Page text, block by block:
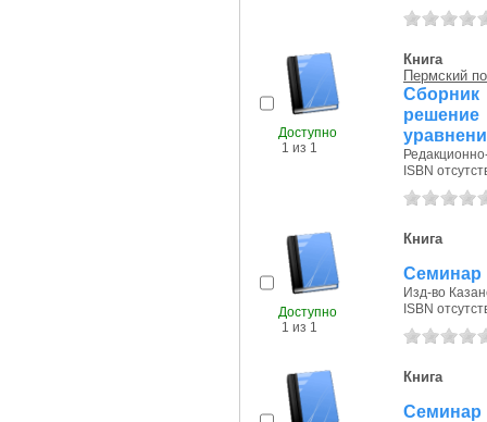
Доступно
1 из 1
Книга
Пермский
ISBN
Доступно
1 из 1
Книга
Семинар
Изд-во
ISBN
Книга
Семинар